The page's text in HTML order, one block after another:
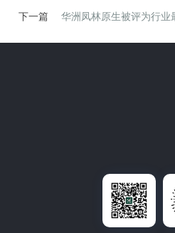
下一篇 华洲凤林原生被评为行业